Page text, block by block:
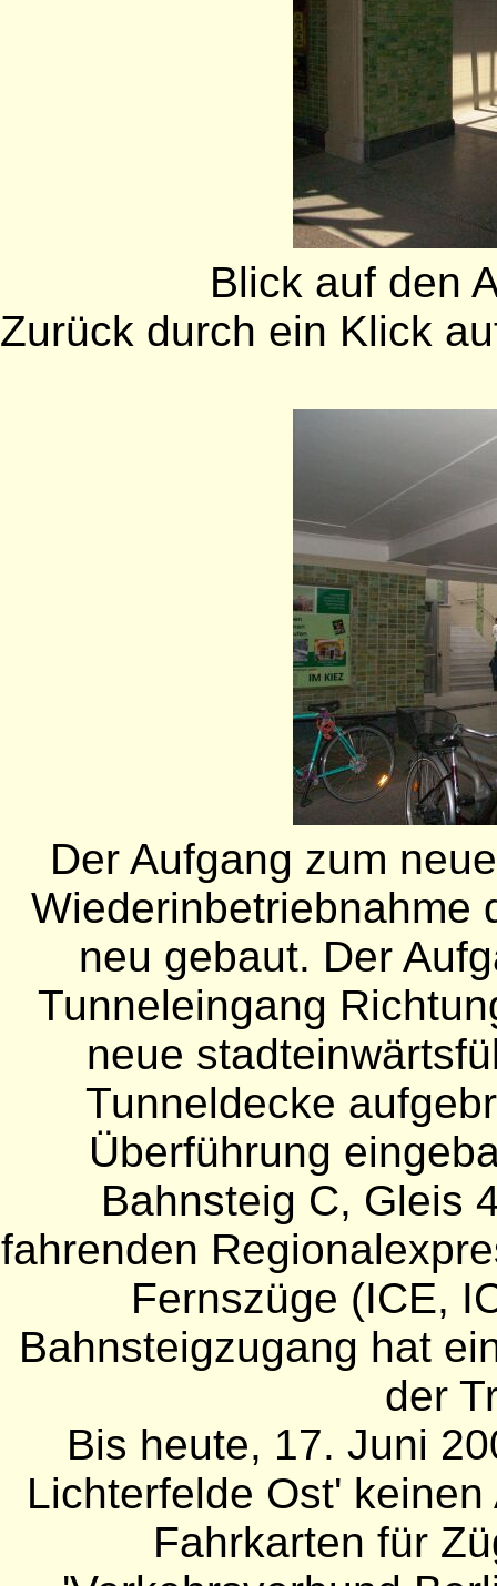
Blick auf den
Zurück durch ein Klick
Der Aufgang zum
Wiederinbetriebnahme
neu gebaut. Der
Tunneleingang
neue
Tunneldecke
Überführung
Bahnsteig C, Gleis
fahrenden
Fernszüge (ICE,
Bahnsteigzugang hat
der
Bis heute, 17. Juni
Lichterfelde Ost'
Fahrkarten für